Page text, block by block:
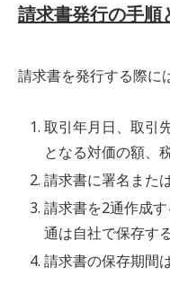
請求書発行の手順
請求書を発行する際に
取引年月日、取引
となる対価の額、
請求書に署名また
請求書を2通作成
通は自社で保存する
請求書の保存期間